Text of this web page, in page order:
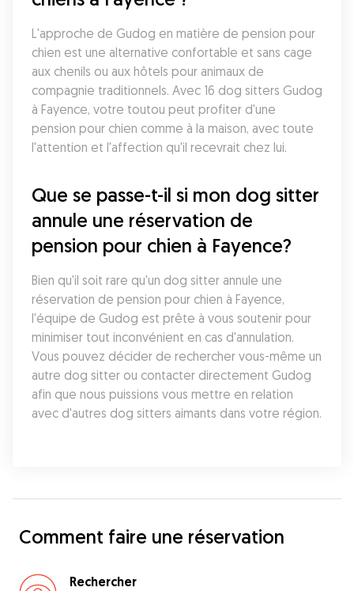
L'approche de Gudog en matière de pension pour
chien est une alternative confortable et sans cage
aux chenils ou aux hôtels pour animaux de
compagnie traditionnels. Avec 16 dog sitters Gudog
à Fayence, votre toutou peut profiter d'une
pension pour chien comme à la maison, avec toute
l'attention et l'affection qu'il recevrait chez lui.
Que se passe-t-il si mon dog sitter
annule une réservation de
pension pour chien à Fayence?
Bien qu'il soit rare qu'un dog sitter annule une
réservation de pension pour chien à Fayence,
l'équipe de Gudog est prête à vous soutenir pour
minimiser tout inconvénient en cas d'annulation.
Vous pouvez décider de rechercher vous-même un
autre dog sitter ou contacter directement Gudog
afin que nous puissions vous mettre en relation
avec d'autres dog sitters aimants dans votre région.
Comment faire une réservation
Rechercher